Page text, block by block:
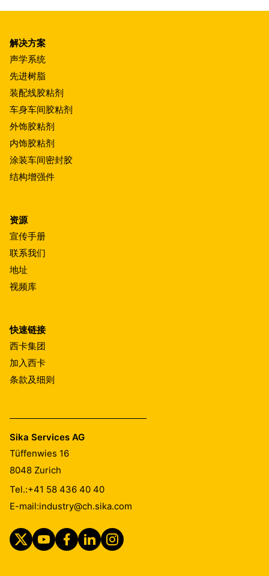
解决方案
声学系统
先进树脂
装配线胶粘剂
车身车间胶粘剂
外饰胶粘剂
内饰胶粘剂
涂装车间密封胶
结构增强件
资源
宣传手册
联系我们
地址
视频库
快速链接
西卡集团
加入西卡
条款及细则
Sika Services AG
Tüffenwies 16
8048 Zurich
Tel.:+41 58 436 40 40
E-mail:industry@ch.sika.com